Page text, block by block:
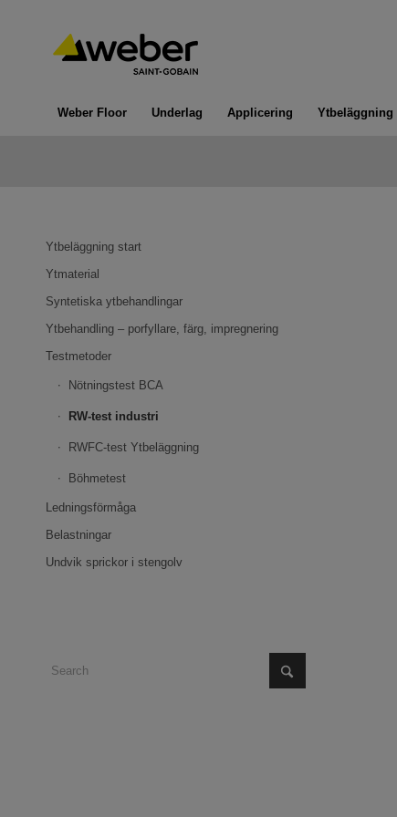
Weber Floor Underlag Applicering Ytbeläggning
Ytbeläggning start
Ytmaterial
Syntetiska ytbehandlingar
Ytbehandling – porfyllare, färg, impregnering
Testmetoder
Nötningstest BCA
RW-test industri
RWFC-test Ytbeläggning
Böhmetest
Ledningsförmåga
Belastningar
Undvik sprickor i stengolv